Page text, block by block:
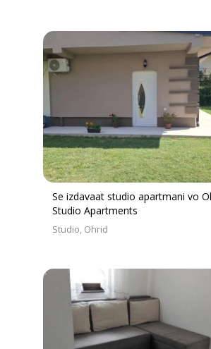
Se izdavaat studio apartmani vo
Studio Apartments
Studio Ohrid